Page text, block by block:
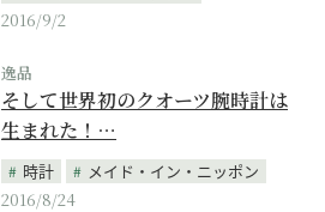
2016/9/2
逸品
そして世界初のクオーツ腕時計は
生まれた！…
時計
メイド・イン・ニッポン
2016/8/24